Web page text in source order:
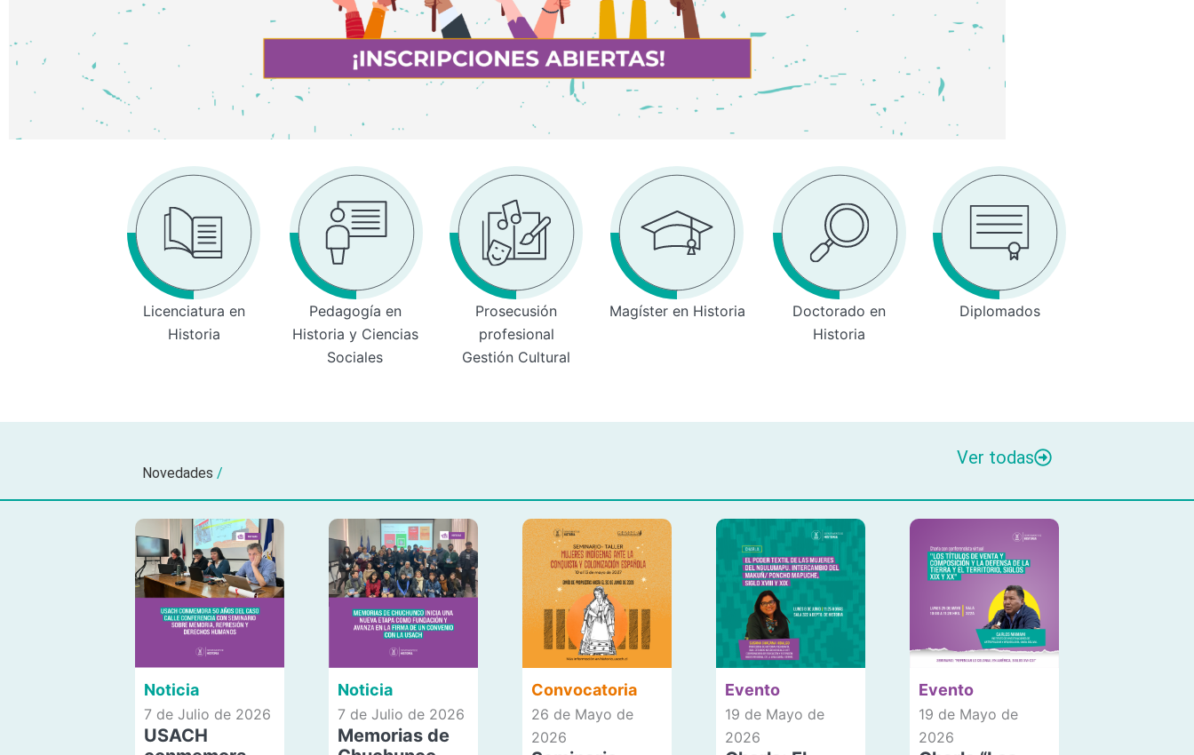
Licenciatura en
Historia
Pedagogía en
Historia y Ciencias
Sociales
Prosecusión
profesional
Gestión Cultural
Magíster en Historia
Doctorado en
Historia
Diplomados
Novedades /
Ver todas
Noticia
7 de Julio de 2026
USACH
Noticia
7 de Julio de 2026
Memorias de
Convocatoria
26 de Mayo de
2026
Evento
19 de Mayo de
2026
Evento
19 de Mayo de
2026